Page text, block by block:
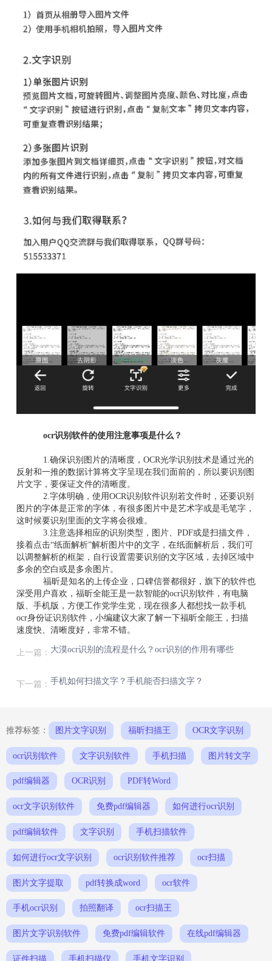
ocr识别软件的使用注意事项是什么？
1.确保识别图片的清晰度，OCR光学识别技术是通过光的
反射和一推的数据计算将文字呈现在我们面前的，所以要识别图
片文字，要保证文件的清晰度。
2.字体明确，使用OCR识别软件识别若文件时，还要识别
图片的字体是正常的字体，有很多图片中是艺术字或是毛笔字，
这时候要识别里面的文字将会很难。
3.注意选择相应的识别类型，图片、PDF或是扫描文件，
接着点击“纸面解析”解析图片中的文字，在纸面解析后，我们可
以调整解析的框架，自行设置需要识别的文字区域，去掉区域中
多余的空白或是多余图片。
福昕是知名的上传企业，口碑信誉都很好，旗下的软件也
深受用户喜欢，福昕全能王是一款智能的ocr识别软件，有电脑
版、手机版，方便工作党学生党，现在很多人都想找一款手机
ocr身份证识别软件，小编建议大家了解一下福昕全能王，扫描
速度快、清晰度好，非常不错。
上一篇： 大漠ocr识别的流程是什么？ocr识别的作用有哪些
下一篇： 手机如何扫描文字？手机能否扫描文字？
推荐标签： 图片文字识别 福昕扫描王 OCR文字识别
ocr识别软件 文字识别软件 手机扫描 图片转文字
pdf编辑器 OCR识别 PDF转Word
ocr文字识别软件 免费pdf编辑器 如何进行ocr识别
pdf编辑软件 文字识别 手机扫描软件
如何进行ocr文字识别 ocr识别软件推荐 ocr扫描
图片文字提取 pdf转换成word ocr软件
手机ocr识别 拍照翻译 ocr扫描王
图片文字识别软件 免费pdf编辑软件 在线pdf编辑器
证件扫描 手机扫描仪 手机文字识别